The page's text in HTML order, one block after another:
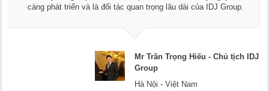
Chúc các bạn phát triển hơn, phục vụ tốt hơn cho cộng đồng
Mr Dương - CEO Dương Cafe
Hà Nội